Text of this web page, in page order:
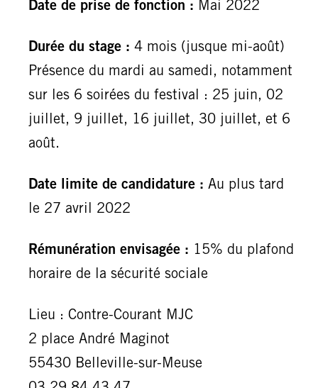
Date de prise de fonction : Mai 2022
Durée du stage : 4 mois (jusque mi-août)
Présence du mardi au samedi, notamment
sur les 6 soirées du festival : 25 juin, 02
juillet, 9 juillet, 16 juillet, 30 juillet, et 6
août.
Date limite de candidature : Au plus tard
le 27 avril 2022
Rémunération envisagée : 15% du plafond
horaire de la sécurité sociale
Lieu : Contre-Courant MJC
2 place André Maginot
55430 Belleville-sur-Meuse